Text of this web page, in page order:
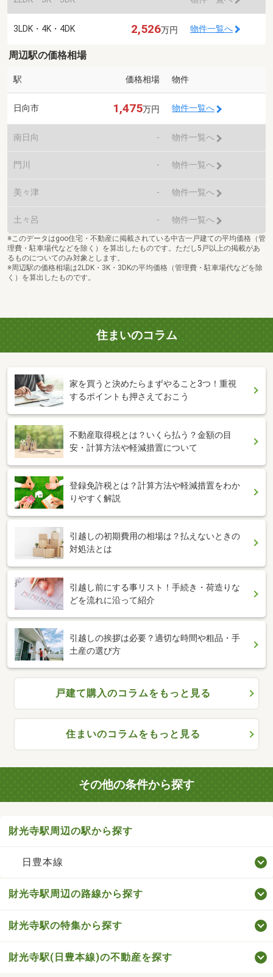
3LDK・4K・4DK 2,526万円 物件一覧へ
周辺駅の価格相場
駅 価格相場 物件
日向市 1,475万円 物件一覧へ
南日向 - 物件一覧へ
門川 - 物件一覧へ
美々津 - 物件一覧へ
土々呂 - 物件一覧へ
※このデータはgoo住宅・不動産に掲載されている中古一戸建ての平均価格（管
理費・駐車場代などを除く）を算出したものです。ただし5戸以上の掲載があ
るものについてのみ対象とします。
※周辺駅の価格相場は2LDK・3K・3DKの平均価格（管理費・駐車場代などを除
く）を算出したものです。
住まいのコラム
家を買うと決めたらまずやること3つ！重視
するポイントも押さえておこう
不動産取得税とは？いくら払う？金額の目
安・計算方法や軽減措置について
登録免許税とは？計算方法や軽減措置をわか
りやすく解説
引越しの初期費用の相場は？払えないときの
対処法とは
引越し前にする事リスト！手続き・荷造りな
どを流れに沿って紹介
引越しの挨拶は必要？適切な時間や粗品・手
土産の選び方
戸建て購入のコラムをもっと見る
住まいのコラムをもっと見る
その他の条件から探す
財光寺駅周辺の駅から探す
日豊本線
財光寺駅周辺の路線から探す
財光寺駅の特集から探す
財光寺駅(日豊本線)の不動産を探す